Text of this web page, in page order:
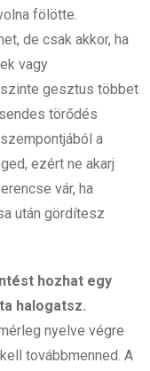
fölötte.
de csak akkor, ha
vagy
gesztus többet
törődés
a
ezért ne akarj
vár, ha
után gördítesz
hozhat egy
halogatsz.
nyelve végre
továbbmenned. A